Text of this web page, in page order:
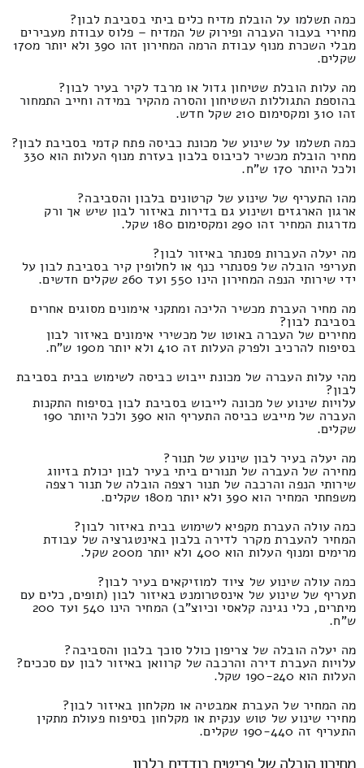
כמה תשלמו על הובלת מדיח כלים ביתי בסביבת לבון?
מחירי בעבור העברה ופירוק של המדיח – פלוס עבודת מעבירים
מבלי השכרת מנוף עבודת הרמה המחירון זהו 390 ולא יותר מ170
שקלים.
מה עלות הובלת שטיחון גדול או מרבד לקיר בעיר לבון?
בהוספת התגוללות השטיחון והסרה מהקיר במידה וחייב התמחור
זהו 310 ומקסימום 210 שקל חדש.
כמה תשלמו על שינוע של מכונת כביסה פתח קדמי בסביבת לבון?
מחיר הובלת מכשיר לכיבוס בלבון בעזרת מנוף העלות הוא 330
ולכל היותר 170 ש"ח.
מהו התעריף של שינוע של קרטונים בלבון והסביבה?
ארגון הארגזים ושינוע גם בדירות באיזור לבון שיש אך ורק
מדרגות המחיר זהו 290 ומקסימום 180 שקל.
מה יעלה העברות פסנתר באיזור לבון?
תעריפי הובלה של פסנתרי כנף או לחלופין קיר בסביבת לבון על
ידי שירותי הנפה המחירון הינו 550 ועד 260 שקלים חדשים.
מה מחיר העברת מכשיר הליכה ומתקני אימונים מסוגים אחרים
בסביבת לבון?
מחירים של העברה באוטו של מכשירי אימונים באיזור לבון
בסיפוח להרכיב ולפרק העלות זה 410 ולא יותר מ190 ש"ח.
מהי עלות העברה של מכונת ייבוש כביסה לשימוש בבית בסביבת
לבון?
עלויות שינוע של מכונה לייבוש בסביבת לבון בסיפוח התקנות
העברה של מייבש כביסה התעריף הוא 390 ולכל היותר 190
שקלים.
מה יעלה בעיר לבון שינוע של תנור?
מחירה של העברה של תנורים ביתי בעיר לבון יכולת בזיווג
שירותי הנפה והרכבה של תנור רצפה הובלה של תנור רצפה
משפחתי המחיר הוא 390 ולא יותר מ180 שקלים.
כמה עולה העברת מקפיא לשימוש בבית באיזור לבון?
המחיר להעברת מקרר לדירה בלבון באינטגרציה של עבודת
מרימים ומנוף העלות הוא 400 ולא יותר מ200 שקל.
כמה עולה שינוע של ציוד למוזיקאים בעיר לבון?
תעריף של שינוע של אינסטרומנט באיזור לבון (תופים, כלים עם
מיתרים, כלי נגינה קלאסי וכיוצ"ב) המחיר הינו 540 ועד 200
ש"ח.
מה יעלה הובלה של צריפון כולל סוכך בלבון והסביבה?
עלויות העברת דירה והרכבה של קרוואן באיזור לבון עם סככים?
העלות הוא 190-240 שקל.
מה המחיר של העברת אמבטיה או מקלחון באיזור לבון?
מחירי שינוע של טוש ענקית או מקלחון בסיפוח פעולת מתקין
התעריף זה 190-440 שקלים.
מחירון הובלה של פריטים בודדים בלבון